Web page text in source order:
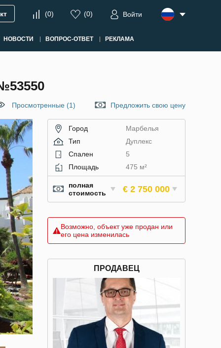
(0) (0) Войти
НОВОСТИ ВОПРОС-ОТВЕТ РЕКЛАМА
Просмотренные (1) Предложить свою цену
Город
Марбелья
Тип
Дуплекс
Спален
5
Площадь
475 м²
полная
стоимость
€ 2 750 000
Возможно, объект уже продан или
его цена изменилась
ПРОДАВЕЦ